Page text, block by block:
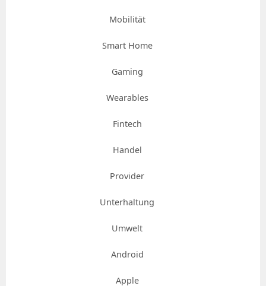
Mobilität
Smart Home
Gaming
Wearables
Fintech
Handel
Provider
Unterhaltung
Umwelt
Android
Apple